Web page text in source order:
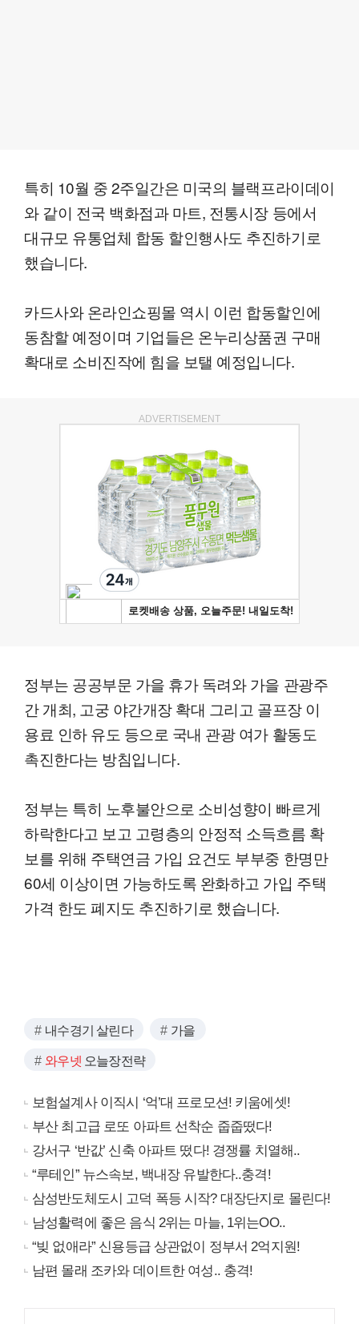
특히 10월 중 2주일간은 미국의 블랙프라이데이
와 같이 전국 백화점과 마트, 전통시장 등에서
대규모 유통업체 합동 할인행사도 추진하기로
했습니다.
카드사와 온라인쇼핑몰 역시 이런 합동할인에
동참할 예정이며 기업들은 온누리상품권 구매
확대로 소비진작에 힘을 보탤 예정입니다.
ADVERTISEMENT
정부는 공공부문 가을 휴가 독려와 가을 관광주
간 개최, 고궁 야간개장 확대 그리고 골프장 이
용료 인하 유도 등으로 국내 관광 여가 활동도
촉진한다는 방침입니다.
정부는 특히 노후불안으로 소비성향이 빠르게
하락한다고 보고 고령층의 안정적 소득흐름 확
보를 위해 주택연금 가입 요건도 부부중 한명만
60세 이상이면 가능하도록 완화하고 가입 주택
가격 한도 폐지도 추진하기로 했습니다.
내수경기 살린다 가을
와우넷 오늘장전략
보험설계사 이직시 ‘억’대 프로모션! 키움에셋!
부산 최고급 로또 아파트 선착순 줍줍떴다!
강서구 ‘반값’ 신축 아파트 떴다! 경쟁률 치열해..
“루테인” 뉴스속보, 백내장 유발한다..충격!
삼성반도체도시 고덕 폭등 시작? 대장단지로 몰린다!
남성활력에 좋은 음식 2위는 마늘, 1위는OO..
“빚 없애라” 신용등급 상관없이 정부서 2억지원!
남편 몰래 조카와 데이트한 여성.. 충격!